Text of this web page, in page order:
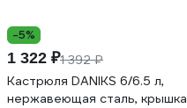
-5%
1 322 ₽1 392 ₽
Кастрюля DANIKS 6/6.5 л,
нержавеющая сталь, крышка